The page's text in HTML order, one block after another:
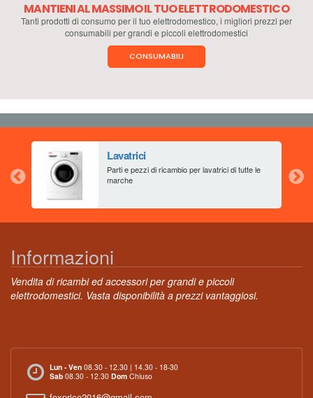
MANTIENI AL MASSIMO IL TUO ELETTRODOMESTICO
Tanti prodotti di consumo per il tuo elettrodomestico, i migliori prezzi per
consumabili per grandi e piccoli elettrodomestici
CONSUMABILI
Lavatrici
Parti e pezzi di ricambio per lavatrici di tutte le
marche
Informazioni
Vendita di ricambi ed accessori per grandi e piccoli
elettrodomestici. Vasta disponibilità a prezzi vantaggiosi.
Lun - Ven 08.30 - 12.30 | 14.30 - 18-30
Sab 08.30 - 12.30 Dom Chiuso